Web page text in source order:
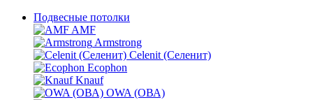
Подвесные потолки
AMF
Armstrong
Celenit (Селенит)
Ecophon
Knauf
OWA (ОВА)